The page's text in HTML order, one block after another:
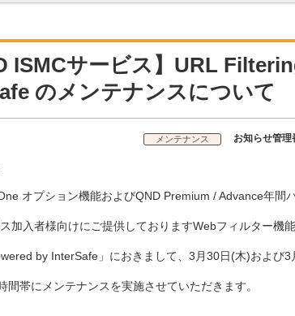
ISMCサービス】URL
のメンテナンスについて
メンテナンス お知らせ管理
オプション機能およびQND Premium / Advance年間
加入者様向けにご提供しておりますWebフィルター機能
by InterSafe」におきまして、3月30日(木)および3
間帯にメンテナンスを実施させていただきます。